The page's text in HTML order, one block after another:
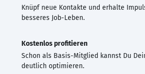
Knüpf neue Kontakte und erhalte
besseres Job-Leben.
Kostenlos profitieren
Schon als Basis-Mitglied kannst Du
deutlich optimieren.